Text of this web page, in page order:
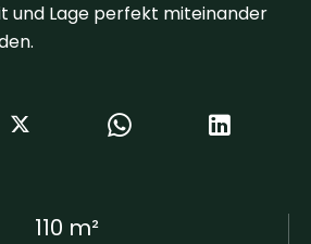
110 m²
und Lage perfekt miteinander